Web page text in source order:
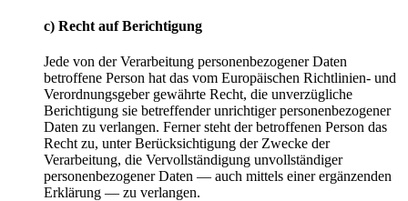
c) Recht auf Berichtigung
Jede von der Verarbeitung personenbezogener Daten
betroffene Person hat das vom Europäischen Richtlinien- und
Verordnungsgeber gewährte Recht, die unverzügliche
Berichtigung sie betreffender unrichtiger personenbezogener
Daten zu verlangen. Ferner steht der betroffenen Person das
Recht zu, unter Berücksichtigung der Zwecke der
Verarbeitung, die Vervollständigung unvollständiger
personenbezogener Daten — auch mittels einer ergänzenden
Erklärung — zu verlangen.